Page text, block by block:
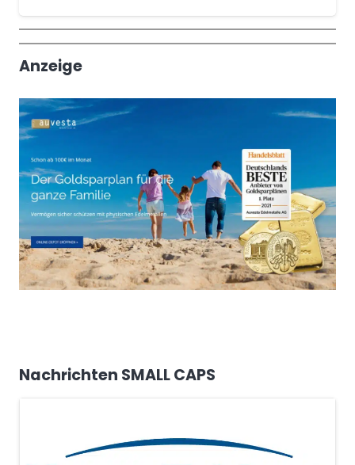
Wochenrückblick
Trendthemen
Anzeige
Nachrichten SMALL CAPS